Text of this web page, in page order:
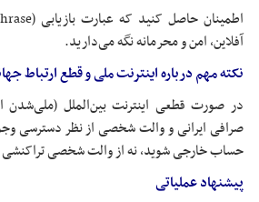
آفلاین، امن و محرمانه نگه می‌دارید.
نکته مهم درباره اینترنت ملی و قطع ارتباط
در صورت قطعی اینترنت بین‌الملل (ملی‌شدن
صرافی ایرانی ووالتشخصی از نظر دسترسی
حساب خارجی شوید، نه ازوالتشخصی تراکنشی
پیشنهاد عملیاتی